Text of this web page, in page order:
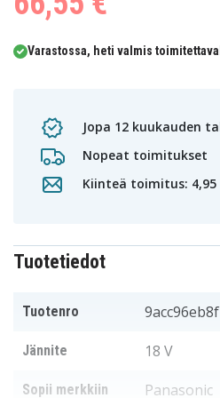
1
Varastossa, heti valmis
Jopa 12 kuukauden
Nopeat toimitukset
Kiinteä toimitus: 4,95
Tuotetiedot
Tuotenro
Jännite 18 V
Sopii merkkiin Panasonic